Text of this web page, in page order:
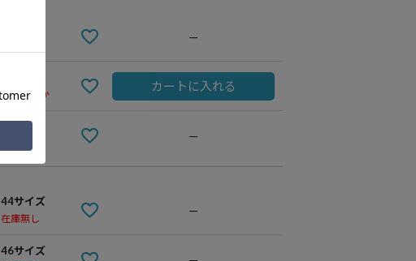
—
残りわずか
カートに入れる
48サイズ
—
44サイズ
在庫無し
—
46サイズ